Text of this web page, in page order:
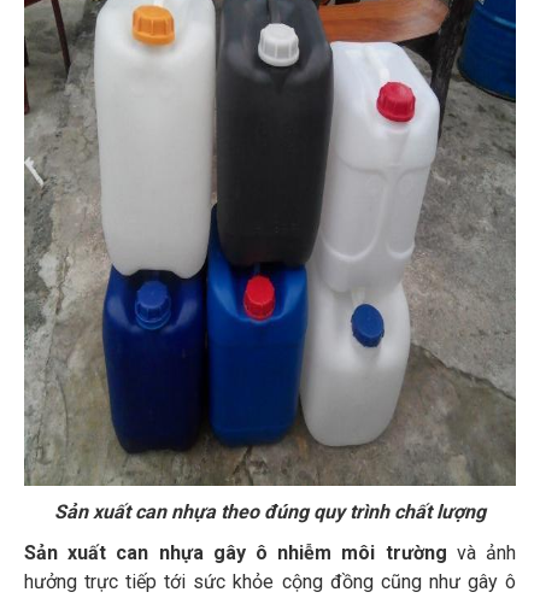
Sản xuất can nhựa theo đúng quy trình chất lượng
Sản xuất can nhựa gây ô nhiễm môi trường và ảnh
hưởng trực tiếp tới sức khỏe cộng đồng cũng như gây ô